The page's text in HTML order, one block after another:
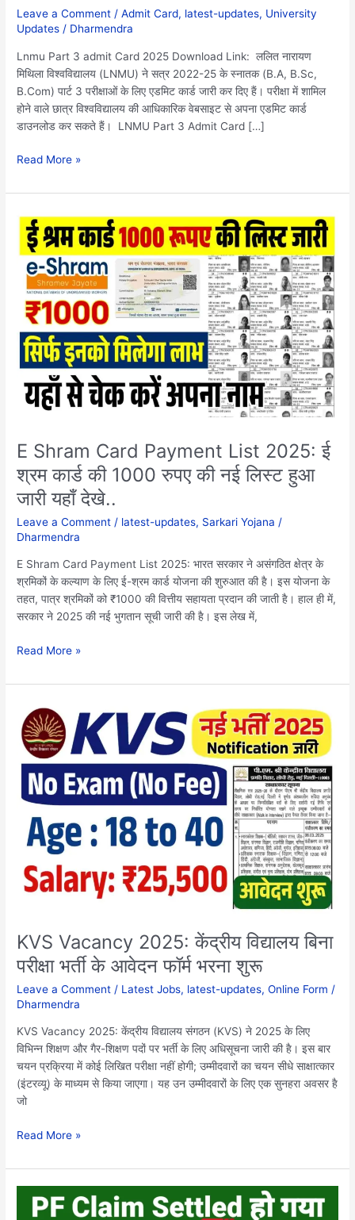
Leave a Comment /Admit Card, latest-updates, University
Updates / Dharmendra
Lnmu Part 3 admit Card 2025 Download Link: ललित नारायण
मिथिला विश्वविद्यालय (LNMU) ने सत्र 2022-25 के स्नातक (B.A, B.Sc,
B.Com) पार्ट 3 परीक्षाओं के लिए एडमिट कार्ड जारी कर दिए हैं। परीक्षा में शामिल
होने वाले छात्र विश्वविद्यालय की आधिकारिक वेबसाइट से अपना एडमिट कार्ड
डाउनलोड कर सकते हैं। LNMU Part 3 Admit Card […]
Read More »
E Shram Card Payment List 2025: ई
श्रम कार्ड की 1000 रुपए की नई लिस्ट हुआ
जारी यहाँ देखे..
Leave a Comment / latest-updates, Sarkari Yojana /
Dharmendra
E Shram Card Payment List 2025: भारत सरकार ने असंगठित क्षेत्र के
श्रमिकों के कल्याण के लिए ई-श्रम कार्ड योजना की शुरुआत की है। इस योजना के
तहत, पात्र श्रमिकों को ₹1000 की वित्तीय सहायता प्रदान की जाती है। हाल ही में,
सरकार ने 2025 की नई भुगतान सूची जारी की है। इस लेख में,
E
Shram
Card
Payment
List
2025:
श्रम
कार्ड
1000
नई
हुआ
जारी
देखे..
Read More »
KVS Vacancy 2025: केंद्रीय विद्यालय बिना
परीक्षा भर्ती के आवेदन फॉर्म भरना शुरू
Leave a Comment / Latest Jobs, latest-updates,Online Form /
Dharmendra
KVS Vacancy 2025: केंद्रीय विद्यालय संगठन (KVS) ने 2025 के लिए
विभिन्न शिक्षण और गैर-शिक्षण पदों पर भर्ती के लिए अधिसूचना जारी की है। इस बार
चयन प्रक्रिया में कोई लिखित परीक्षा नहीं होगी; उम्मीदवारों का चयन सीधे साक्षात्कार
(इंटरव्यू) के माध्यम से किया जाएगा। यह उन उम्मीदवारों के लिए एक सुनहरा अवसर है
जो
KVS
Vacancy
2025:
केंद्रीय
विद्यालय
बिना
परीक्षा
भर्ती
आवेदन
फॉर्म
Read More »
Claim